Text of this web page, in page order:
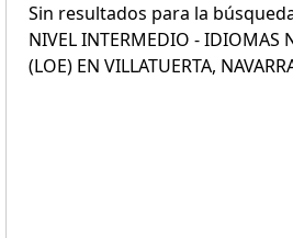
Sin resultados para la
NIVEL INTERMEDIO - IDIOMAS
(LOE) EN VILLATUERTA,